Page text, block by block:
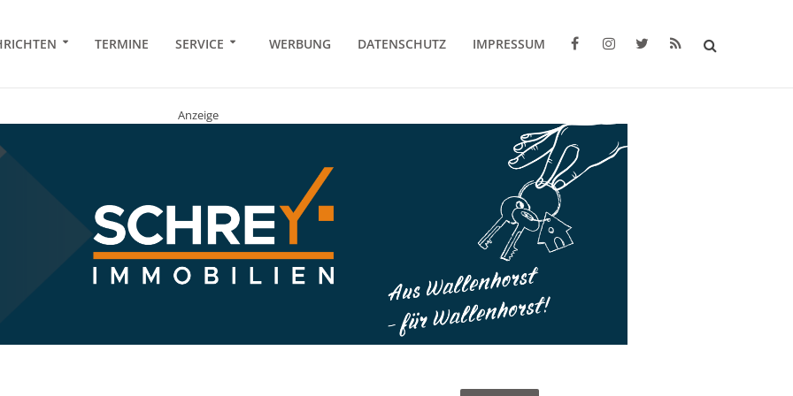
TERMINE SERVICE WERBUNG DATENSCHUTZ IMPRESSUM
Anzeige